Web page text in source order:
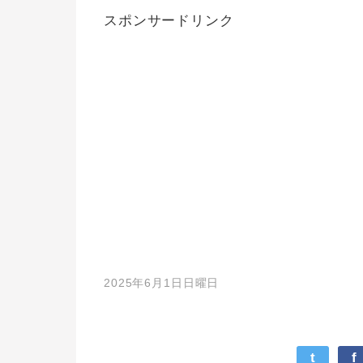
スポンサードリンク
2025年6月1日日曜日
t f